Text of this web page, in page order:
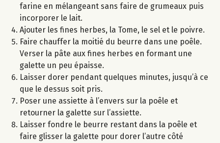
farine en mélangeant sans faire de grumeaux puis
incorporer le lait.
Ajouter les fines herbes, la Tome, le sel et le poivre.
Faire chauffer la moitié du beurre dans une poêle.
Verser la pâte aux fines herbes en formant une
galette un peu épaisse.
Laisser dorer pendant quelques minutes, jusqu’à ce
que le dessus soit pris.
Poser une assiette à l’envers sur la poêle et
retourner la galette sur l’assiette.
Laisser fondre le beurre restant dans la poêle et
faire glisser la galette pour dorer l’autre côté